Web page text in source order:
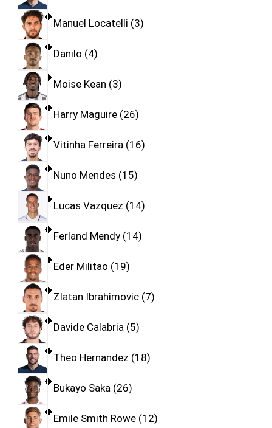
Manuel Locatelli 3
Danilo 4
Moise Kean 3
Harry Maguire 26
Vitinha Ferreira 16
Nuno Mendes 15
Lucas Vazquez 14
Ferland Mendy 14
Eder Militao 19
Zlatan Ibrahimovic 7
Davide Calabria 5
Theo Hernandez 18
Bukayo Saka 26
Emile Smith Rowe 12